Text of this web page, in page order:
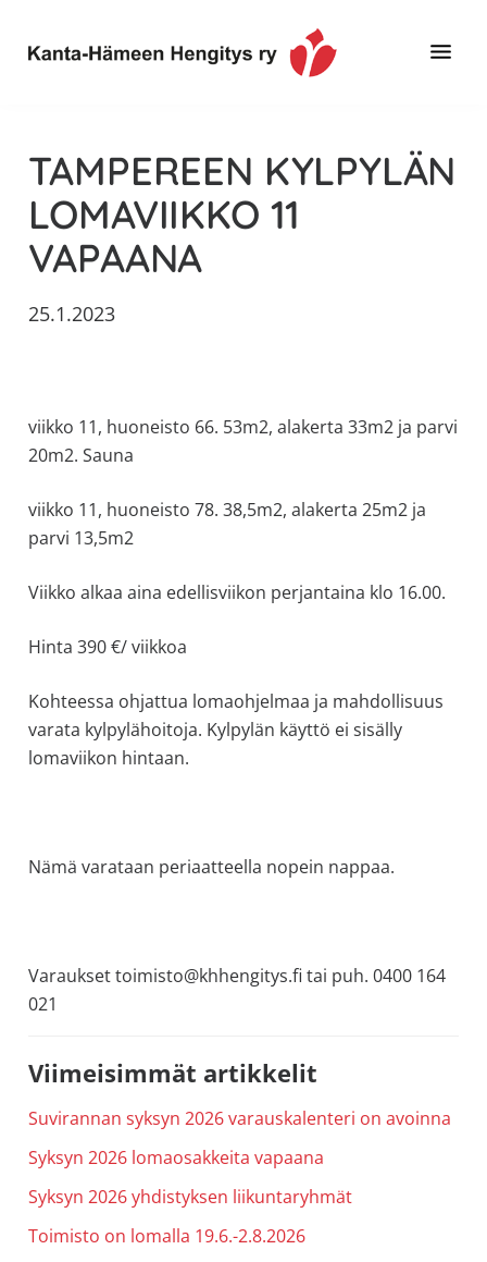
pääsisältöön
ensisijaiseen
alatunnisteeseen
Hämeen
Hengitys
ry
tietoa,
erityisesti
jos
sinua
astma,
huono
sisäilma
allergiat.
K-
Hengitys
TAMPEREEN KYLPYLÄN
LOMAVIIKKO 11
VAPAANA
25.1.2023
viikko 11, huoneisto 66. 53m2, alakerta 33m2 ja parvi
20m2. Sauna
viikko 11, huoneisto 78. 38,5m2, alakerta 25m2 ja
parvi 13,5m2
Viikko alkaa aina edellisviikon perjantaina klo 16.00.
Hinta 390 €/ viikkoa
Kohteessa ohjattua lomaohjelmaa ja mahdollisuus
varata kylpylähoitoja. Kylpylän käyttö ei sisälly
lomaviikon hintaan.
Nämä varataan periaatteella nopein nappaa.
Varaukset toimisto@khhengitys.fi tai puh. 0400 164
021
Ensisijainen
sivupalkki
Viimeisimmät artikkelit
Suvirannan syksyn 2026 varauskalenteri on avoinna
Syksyn 2026 lomaosakkeita vapaana
Syksyn 2026 yhdistyksen liikuntaryhmät
Toimisto on lomalla 19.6.-2.8.2026